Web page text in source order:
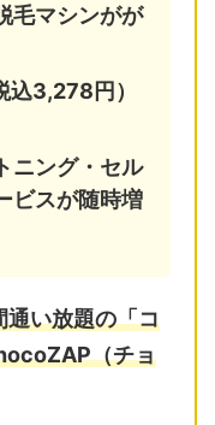
毛マシンがが
3,278円）
ニング・セル
ビスが随時増
通い放題の「コ
（チョ